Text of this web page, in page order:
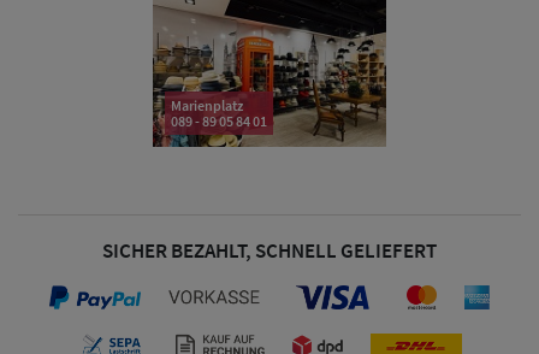
Sonnenschilder
Snapback Caps
Großgrößen
(63-65 cm)
Marienplatz
089 - 89 05 84 01
SICHER BEZAHLT, SCHNELL GELIEFERT